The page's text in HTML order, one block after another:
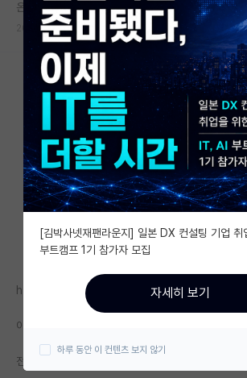
연구실&오픈랩
커뮤니티
커뮤니티 홈
전체글보기
베스트 게시판
IF 명예의전당
자유 게시판(아무개랩)
미국 유학 게시판
미국 대학원 합격 후기 게시판
대학원생 모집 게시판
연구실(PI) 홍보 게시판
온화한 빌헬름 뢴트겐
2026.05.17 14 1936
https://phdkim.net/board/free/53861
이 글이 9 to 9 하라는 글이고 반응이 거세던데
전 이 글 읽기 전에 진짜 이 정도는 해야되나 싶었음
[김박사넷재팬라운지] 일본 DX 컨설팅 기업 취
부트캠프 1기 참가자 모집
자세히 보기
하루 동안 이 컨텐츠 보지 않기